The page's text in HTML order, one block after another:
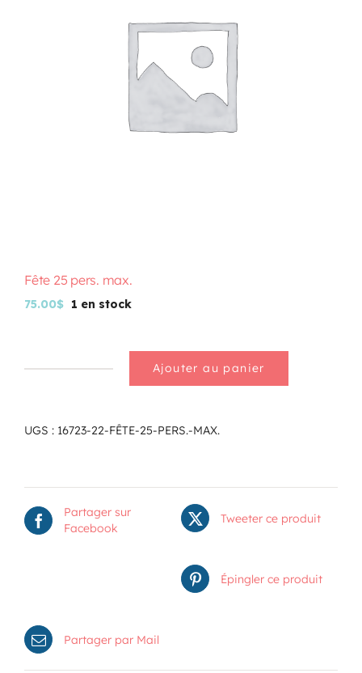
Fête 25 pers. max.
75.00$ 1 en stock
25
pers.
Ajouter au panier
UGS : 16723-22-FÊTE-25-PERS.-MAX.
Partager sur
Facebook
Tweeter ce produit
Épingler ce produit
Partager par Mail